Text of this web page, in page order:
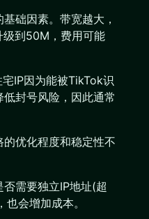
础因素。带宽越大，
级到50M，费用可能
IP因为能被TikTok识
封号风险，因此通常
优化程度和稳定性不
需要独立IP地址(超
会增加成本。